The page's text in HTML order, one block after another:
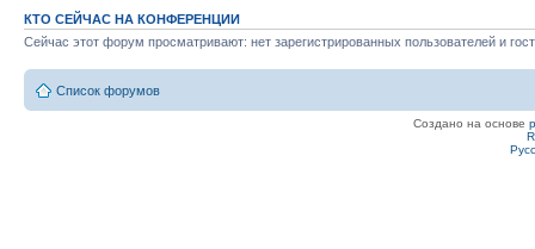
КТО СЕЙЧАС НА КОНФЕРЕНЦИИ
Сейчас этот форум просматривают: нет зарегистрированных пользователей и
Список форумов
Создано на основе